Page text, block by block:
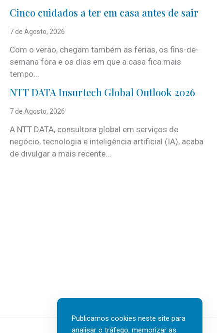
Cinco cuidados a ter em casa antes de sair
7 de Agosto, 2026
Com o verão, chegam também as férias, os fins-de-
semana fora e os dias em que a casa fica mais
tempo...
NTT DATA Insurtech Global Outlook 2026
7 de Agosto, 2026
A NTT DATA, consultora global em serviços de
negócio, tecnologia e inteligência artificial (IA), acaba
de divulgar a mais recente...
Publicamos cookies neste site para
analisar o tráfego, memorizar as